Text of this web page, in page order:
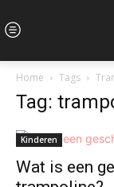
Home Tags
Tag:
Kinderen
Wat is een